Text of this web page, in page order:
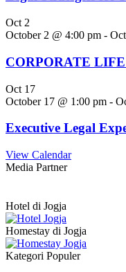
Oct 2
October 2 @ 4:00 pm -
CORPORATE
Oct 17
October 17 @ 1:00 pm -
Executive Legal
View Calendar
Media Partner
Hotel di Jogja
Homestay di Jogja
Kategori Populer